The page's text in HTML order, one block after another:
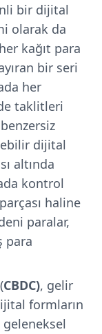
bir dijital
olarak da
kağıt para
bir seri
her
taklitleri
dijital
altında
kontrol
haline
paralar,
para
CBDC), gelir
formların